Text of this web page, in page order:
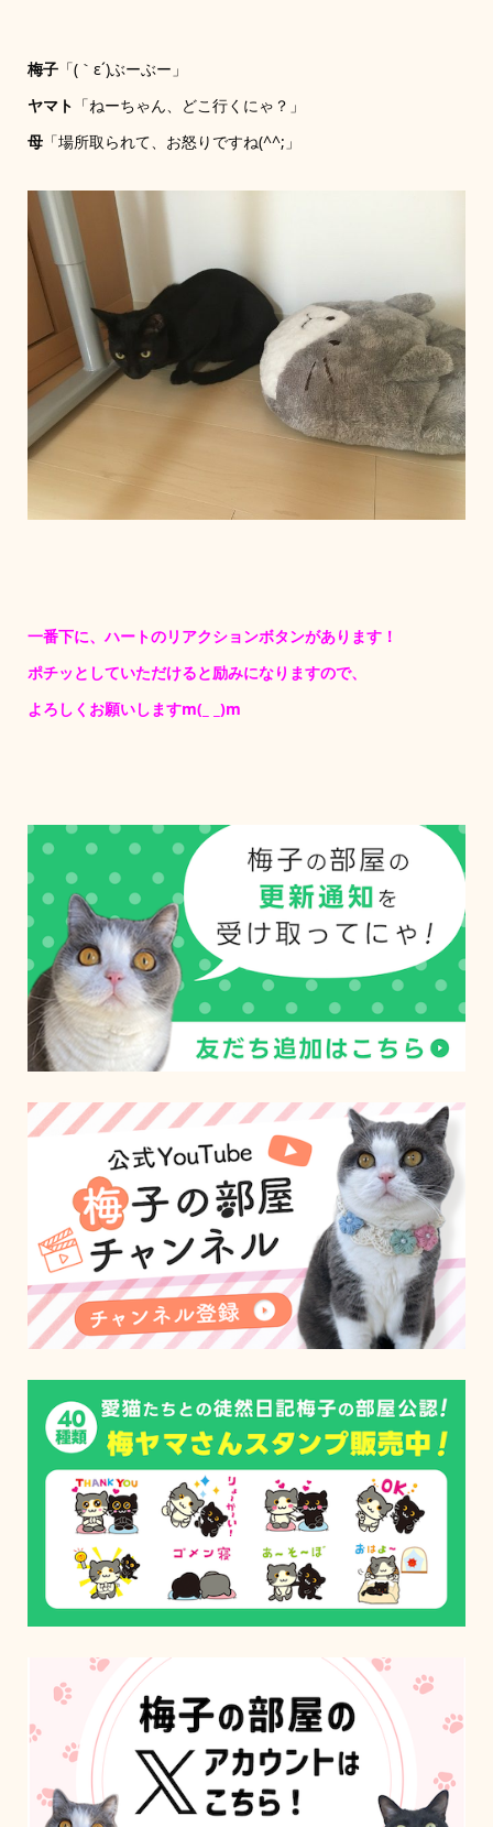
梅子「(｀ε´)ぶーぶー」
ヤマト 「ねーちゃん、どこ行くにゃ？」
母「場所取られて、お怒りですね(^^;」
一番下に、ハートのリアクションボタンがあります！
ポチッとしていただけると励みになりますので、
よろしくお願いしますm(_ _)m